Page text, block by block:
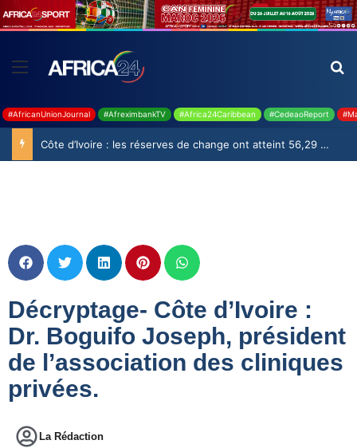
#AfricanUnionJournal #AfreximbankTV #Africa24Caribbean #CedeaoReport
Côte d’Ivoire : les réserves de change ont atteint 56,29 milliards USD en juillet
Décryptage- Côte d’Ivoire :
Dr. Boguifo Joseph, président
de l’association des cliniques
privées.
La Rédaction